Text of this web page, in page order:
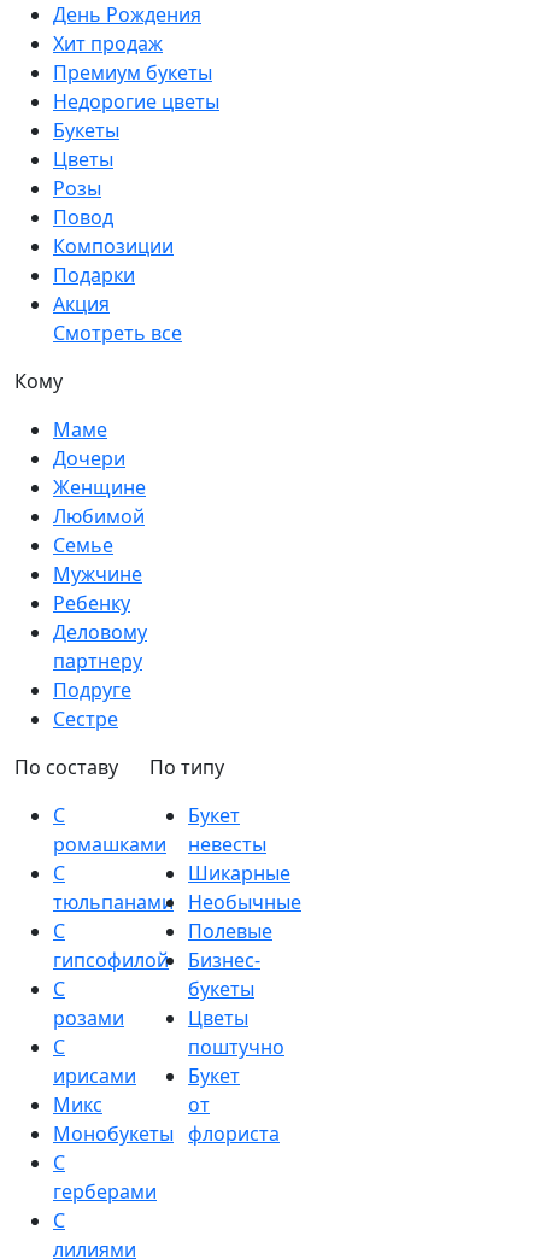
День Рождения
Хит продаж
Премиум букеты
Недорогие цветы
Букеты
Цветы
Розы
Повод
Композиции
Подарки
Акция
Смотреть все
Кому
Маме
Дочери
Женщине
Любимой
Семье
Мужчине
Ребенку
Деловому
партнеру
Подруге
Сестре
По составу
С
ромашками
С
тюльпанами
С
гипсофилой
С
розами
С
ирисами
Микс
Монобукеты
С
герберами
С
лилиями
По типу
Букет
невесты
Шикарные
Необычные
Полевые
Бизнес-
букеты
Цветы
поштучно
Букет
от
флориста